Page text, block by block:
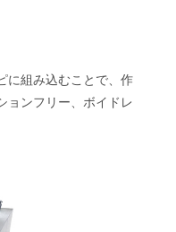
に組み込むことで、作
ョンフリー、ボイドレ